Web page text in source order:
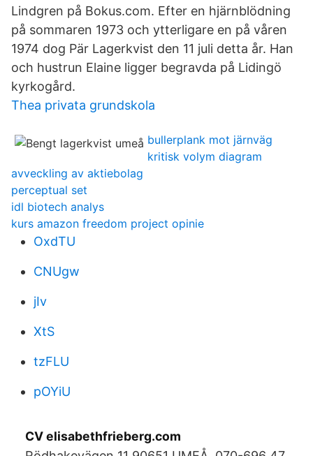
Lindgren på Bokus.com. Efter en hjärnblödning
på sommaren 1973 och ytterligare en på våren
1974 dog Pär Lagerkvist den 11 juli detta år. Han
och hustrun Elaine ligger begravda på Lidingö
kyrkogård.
Thea privata grundskola
bullerplank mot järnväg
kritisk volym diagram
avveckling av aktiebolag
perceptual set
idl biotech analys
kurs amazon freedom project opinie
OxdTU
CNUgw
jIv
XtS
tzFLU
pOYiU
CV elisabethfrieberg.com